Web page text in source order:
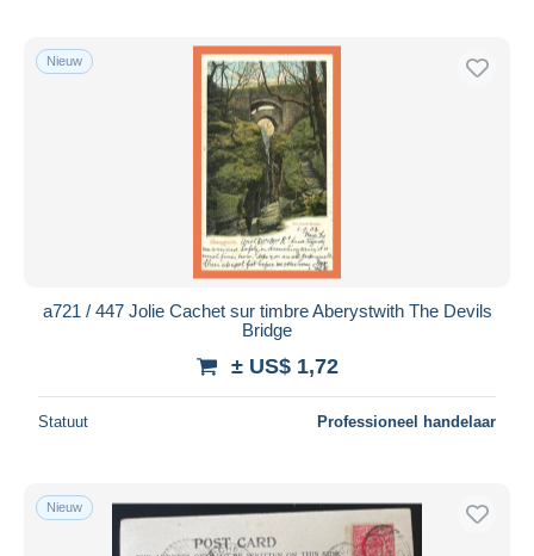
Nieuw
a721 / 447 Jolie Cachet sur timbre Aberystwith The Devils
Bridge
± US$ 1,72
Statuut Professioneel handelaar
Nieuw